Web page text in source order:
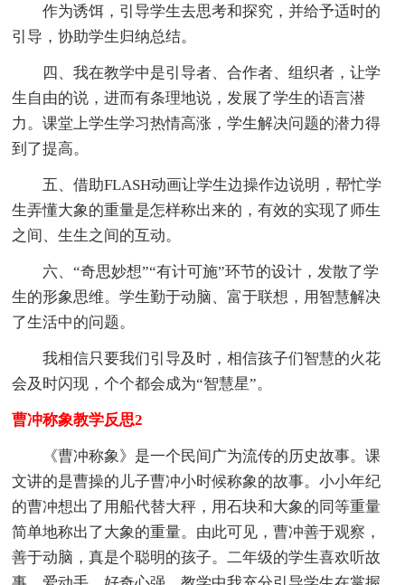
作为诱饵，引导学生去思考和探究，并给予适时的
引导，协助学生归纳总结。
四、我在教学中是引导者、合作者、组织者，让学
生自由的说，进而有条理地说，发展了学生的语言潜
力。课堂上学生学习热情高涨，学生解决问题的潜力得
到了提高。
五、借助FLASH动画让学生边操作边说明，帮忙学
生弄懂大象的重量是怎样称出来的，有效的实现了师生
之间、生生之间的互动。
六、“奇思妙想”“有计可施”环节的设计，发散了学
生的形象思维。学生勤于动脑、富于联想，用智慧解决
了生活中的问题。
我相信只要我们引导及时，相信孩子们智慧的火花
会及时闪现，个个都会成为“智慧星”。
曹冲称象教学反思2
《曹冲称象》是一个民间广为流传的历史故事。课
文讲的是曹操的儿子曹冲小时候称象的故事。小小年纪
的曹冲想出了用船代替大秤，用石块和大象的同等重量
简单地称出了大象的重量。由此可见，曹冲善于观察，
善于动脑，真是个聪明的孩子。二年级的学生喜欢听故